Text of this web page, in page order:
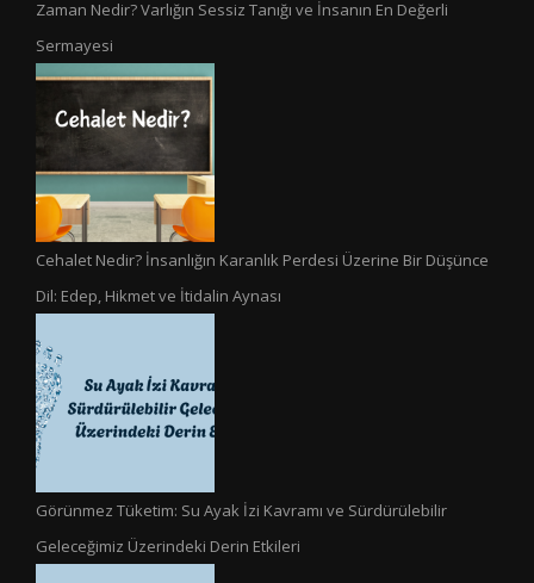
Zaman Nedir? Varlığın Sessiz Tanığı ve İnsanın En Değerli
Sermayesi
Cehalet Nedir? İnsanlığın Karanlık Perdesi Üzerine Bir Düşünce
Dil: Edep, Hikmet ve İtidalin Aynası
Görünmez Tüketim: Su Ayak İzi Kavramı ve Sürdürülebilir
Geleceğimiz Üzerindeki Derin Etkileri